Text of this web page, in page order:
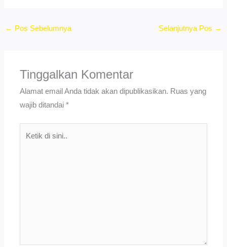
← Pos Sebelumnya Selanjutnya Pos →
Tinggalkan Komentar
Alamat email Anda tidak akan dipublikasikan. Ruas yang
wajib ditandai*